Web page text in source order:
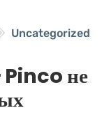
Uncategorized
Pinco не